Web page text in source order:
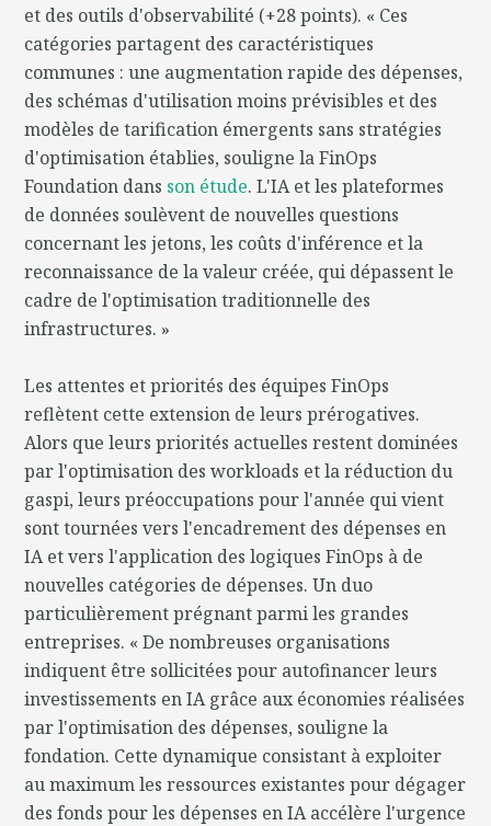
et des outils d'observabilité (+28 points). « Ces
catégories partagent des caractéristiques
communes : une augmentation rapide des dépenses,
des schémas d'utilisation moins prévisibles et des
modèles de tarification émergents sans stratégies
d'optimisation établies, souligne la FinOps
Foundation dans son étude. L'IA et les plateformes
de données soulèvent de nouvelles questions
concernant les jetons, les coûts d'inférence et la
reconnaissance de la valeur créée, qui dépassent le
cadre de l'optimisation traditionnelle des
infrastructures. »
Les attentes et priorités des équipes FinOps
reflètent cette extension de leurs prérogatives.
Alors que leurs priorités actuelles restent dominées
par l'optimisation des workloads et la réduction du
gaspi, leurs préoccupations pour l'année qui vient
sont tournées vers l'encadrement des dépenses en
IA et vers l'application des logiques FinOps à de
nouvelles catégories de dépenses. Un duo
particulièrement prégnant parmi les grandes
entreprises. « De nombreuses organisations
indiquent être sollicitées pour autofinancer leurs
investissements en IA grâce aux économies réalisées
par l'optimisation des dépenses, souligne la
fondation. Cette dynamique consistant à exploiter
au maximum les ressources existantes pour dégager
des fonds pour les dépenses en IA accélère l'urgence